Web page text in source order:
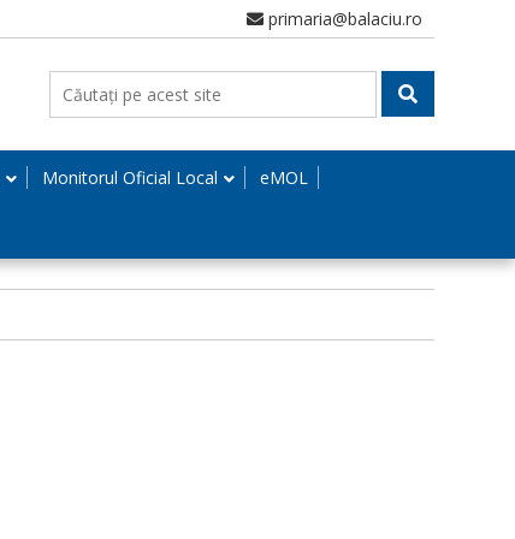
primaria@balaciu.ro
Monitorul Oficial Local eMOL